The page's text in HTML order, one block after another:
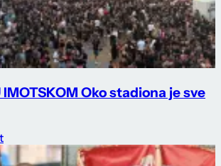
IMOTSKOM Oko stadiona je sve